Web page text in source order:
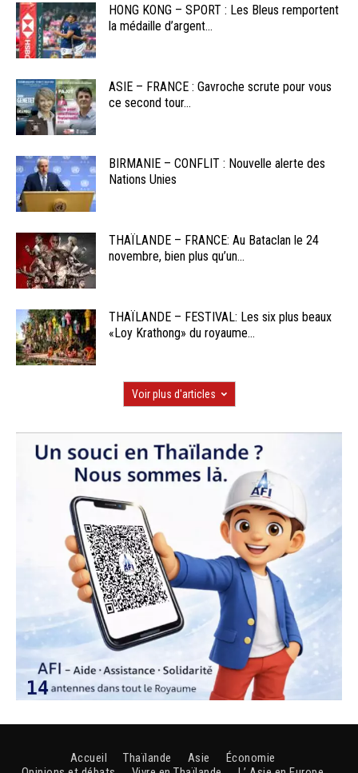
HONG KONG – SPORT : Les Bleus remportent
la médaille d’argent...
ASIE – FRANCE : Gavroche scrute pour vous
ce second tour...
BIRMANIE – CONFLIT : Nouvelle alerte des
Nations Unies
THAÏLANDE – FRANCE: Au Bataclan le 24
novembre, bien plus qu’un...
THAÏLANDE – FESTIVAL: Les six plus beaux
«Loy Krathong» du royaume...
Voir plus d'articles
Accueil Thaïlande Asie
Économie